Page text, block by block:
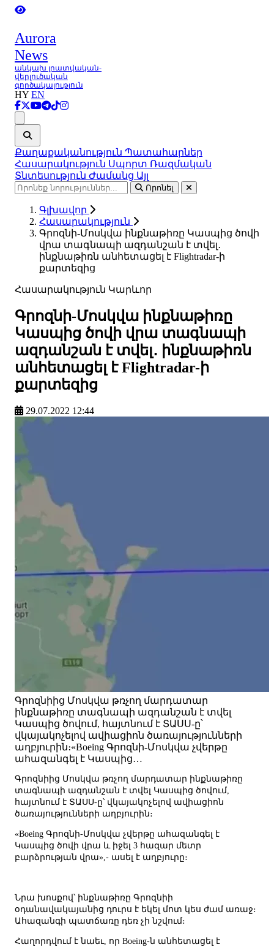
Aurora
News
անկախ լրատվական-
վերլուծական
գործակալություն
HY EN
Քաղաքականություն Պատահարներ
Հասարակություն Սպորտ Ռազմական
Տնտեսություն Ժամանց Այլ
Որոնել
Գլխավոր
Հասարակություն
Գրոզնի-Մոսկվա ինքնաթիռը Կասպից ծովի
վրա տագնապի ազդանշան է տվել․
ինքնաթիռն անհետացել է Flightradar-ի
քարտեզից
Հասարակություն Կարևոր
Գրոզնի-Մոսկվա ինքնաթիռը
Կասպից ծովի վրա տագնապի
ազդանշան է տվել․ ինքնաթիռն
անհետացել է Flightradar-ի
քարտեզից
29.07.2022 12:44
Գրոզնիից Մոսկվա թռչող մարդատար
ինքնաթիռը տագնապի ազդանշան է տվել
Կասպից ծովում, հայտնում է ՏԱՍՍ-ը՝
վկայակոչելով ավիացիոն ծառայությունների
աղբյուրին։«Boeing Գրոզնի-Մոսկվա չվերթը
ահազանգել է Կասպից…
Գրոզնիից Մոսկվա թռչող մարդատար ինքնաթիռը
տագնապի ազդանշան է տվել Կասպից ծովում,
հայտնում է ՏԱՍՍ-ը՝ վկայակոչելով ավիացիոն
ծառայությունների աղբյուրին։
«Boeing Գրոզնի-Մոսկվա չվերթը ահազանգել է
Կասպից ծովի վրա և իջել 3 հազար մետր
բարձրության վրա»,- ասել է աղբյուրը։
Նրա խոսքով՝ ինքնաթիռը Գրոզնիի
օդանավակայանից դուրս է եկել մոտ կես ժամ առաջ։
Ահազանգի պատճառը դեռ չի նշվում։
Հաղորդվում է նաեւ, որ Boeing-ն անհետացել է